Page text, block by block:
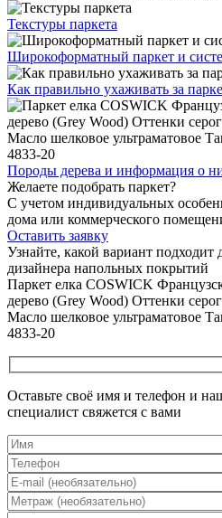
Текстуры паркета
Широкоформатный паркет и
Как правильно ухаживать за
Породы дерева и информация о
Желаете подобрать паркет?
С учетом индивидуальных
дома или коммерческого
Оставить заявку
Узнайте, какой вариант подходит
дизайнера напольных покрытий
Паркет елка COSWICK
дерево (Grey Wood) Оттенки
Масло шелковое ультраматовое
4833-20
Оставьте своё имя и телефон и
специалист свяжется с вами